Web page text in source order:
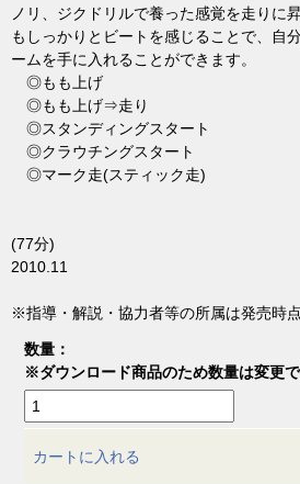
ノリ、ジクドリルで養った感覚を走りに
もしっかりとビートを感じることで、自
ームを手に入れることができます。
◎もも上げ
◎もも上げ⇒走り
◎スタンディングスタート
◎クラウチングスタート
◎マーク走(スティック走)
(77分)
2010.11
※指導・解説・協力者等の所属は発売時
数量：
※ダウンロード商品のため数量は変更で
カートに入れる